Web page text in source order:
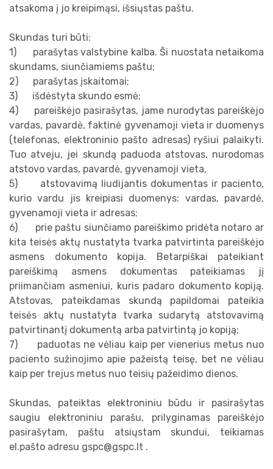
Vidaus ligų gydytojai
Vaikų ligų gydytojai
Ginekologai
Odontologai
Burnos higienistai
atsakoma į jo kreipimąsi, išsiųstas paštu.
Skundas turi būti:
1) parašytas valstybine kalba. Ši nuostata netaikoma
skundams, siunčiamiems paštu;
2) parašytas įskaitomai;
3) išdėstyta skundo esmė;
4) pareiškėjo pasirašytas, jame nurodytas pareiškėjo
vardas, pavardė, faktinė gyvenamoji vieta ir duomenys
(telefonas, elektroninio pašto adresas) ryšiui palaikyti.
Tuo atveju, jei skundą paduoda atstovas, nurodomas
atstovo vardas, pavardė, gyvenamoji vieta,
5) atstovavimą liudijantis dokumentas ir paciento,
kurio vardu jis kreipiasi duomenys: vardas, pavardė,
gyvenamoji vieta ir adresas;
6) prie paštu siunčiamo pareiškimo pridėta notaro ar
kita teisės aktų nustatyta tvarka patvirtinta pareiškėjo
asmens dokumento kopija. Betarpiškai pateikiant
pareiškimą asmens dokumentas pateikiamas jį
priimančiam asmeniui, kuris padaro dokumento kopiją.
Atstovas, pateikdamas skundą papildomai pateikia
teisės aktų nustatyta tvarka sudarytą atstovavimą
patvirtinantį dokumentą arba patvirtintą jo kopiją;
7) paduotas ne vėliau kaip per vienerius metus nuo
paciento sužinojimo apie pažeistą teisę, bet ne vėliau
kaip per trejus metus nuo teisių pažeidimo dienos.
Skundas, pateiktas elektroniniu būdu ir pasirašytas
saugiu elektroniniu parašu, prilyginamas pareiškėjo
pasirašytam, paštu atsiųstam skundui, teikiamas
el.pašto adresu gspc@gspc.lt .